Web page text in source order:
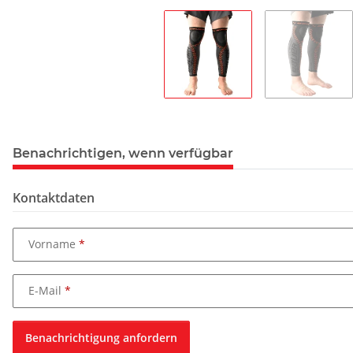
Benachrichtigen, wenn verfügbar
Kontaktdaten
Vorname
E-Mail
Benachrichtigung anfordern